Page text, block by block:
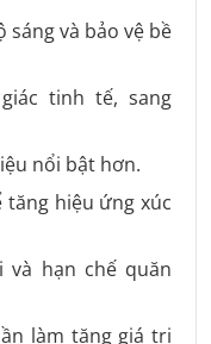
sáng và bảo vệ bề
tinh tế, sang
nổi bật hơn.
tăng hiệu ứng xúc
và hạn chế quăn
làm tăng giá trị